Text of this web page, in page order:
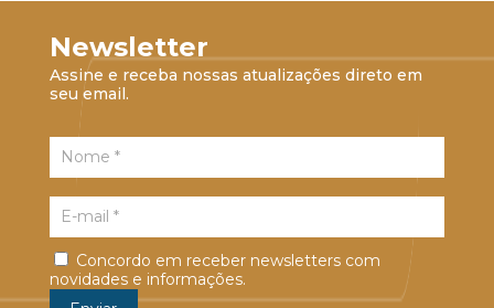
Newsletter
Assine e receba nossas atualizações direto em
seu email.
Concordo em receber newsletters com
novidades e informações.